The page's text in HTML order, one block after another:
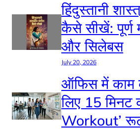
हिंदुस्तानी
कैसे सीखें: पूर्ण
और सिलेबस
July 20, 2026
ऑफिस में काम
लिए 15 मिनट
Workout’